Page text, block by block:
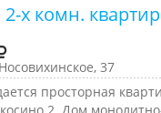
х комн.
37
просторная
2. Дом